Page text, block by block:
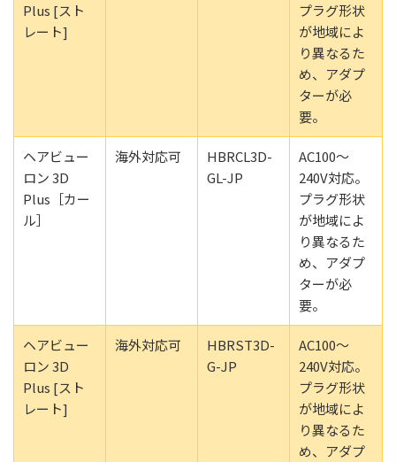
Plus [スト
レート]
プラグ形状
が地域によ
り異なるた
め、アダプ
ターが必
要。
ヘアビュー
ロン 3D
Plus［カー
ル］
海外対応可
HBRCL3D-
GL-JP
AC100～
240V対応。
プラグ形状
が地域によ
り異なるた
め、アダプ
ターが必
要。
ヘアビュー
ロン 3D
Plus [スト
レート]
海外対応可
HBRST3D-
G-JP
AC100～
240V対応。
プラグ形状
が地域によ
り異なるた
め、アダプ